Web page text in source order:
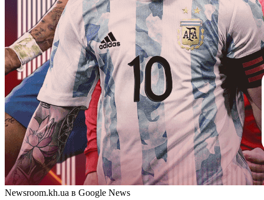
Newsroom.kh.ua в Google News